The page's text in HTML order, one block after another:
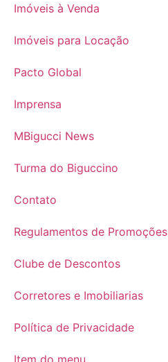
Imóveis à Venda
Imóveis para Locação
Pacto Global
Imprensa
MBigucci News
Turma do Biguccino
Contato
Regulamentos de Promoções
Clube de Descontos
Corretores e Imobiliarias
Política de Privacidade
Item do menu